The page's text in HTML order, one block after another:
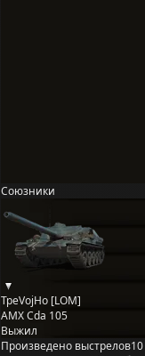
Союзники
TpeVojHo [LOM]
AMX Cda 105
Выжил
Произведено выстрелов10